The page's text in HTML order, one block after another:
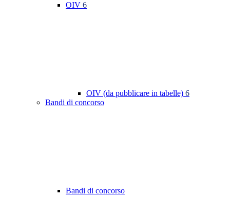
OIV 6
OIV (da pubblicare in tabelle) 6
Bandi di concorso
Bandi di concorso